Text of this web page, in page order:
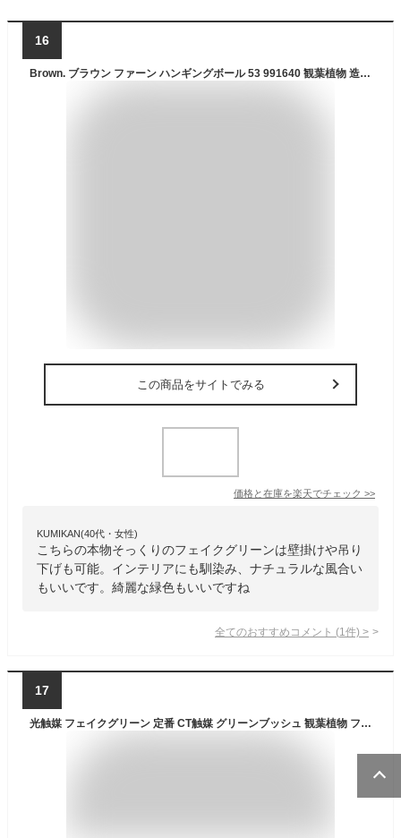
16
Brown. ブラウン ファーン ハンギングボール 53 991640 観葉植物 造花 フェイクグリーン シダ ツデー ネフロレピス 壁掛け 吊り下げ ボタニカル グリーンディスプレイ リビング 玄関 カフェ 店舗
この商品をサイトでみる
価格と在庫を楽天でチェック >>
KUMIKAN(40代・女性)
こちらの本物そっくりのフェイクグリーンは壁掛けや吊り
下げも可能。インテリアにも馴染み、ナチュラルな風合い
もいいです。綺麗な緑色もいいですね
全てのおすすめコメント (1 件) >
17
光触媒 フェイクグリーン 定番 CT触媒 グリーンブッシュ 観葉植物 フェイク 吊り下げ ハンギング 消臭 抗菌 防汚 空気清浄 イミテーショングリーン リビング 玄関 おしゃれ かわいい 新生活 インテリア 雑貨